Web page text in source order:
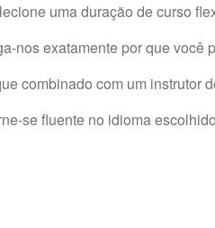
uma duração de curso
nos exatamente por que você
combinado com um instrutor
se fluente no idioma escolhido